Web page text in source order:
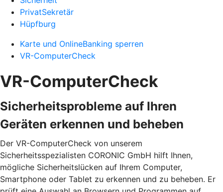
PrivatSekretär
Hüpfburg
Karte und OnlineBanking sperren
VR-ComputerCheck
VR-ComputerCheck
Sicherheitsprobleme auf Ihren
Geräten erkennen und beheben
Der VR-ComputerCheck von unserem
Sicherheitsspezialisten CORONIC GmbH hilft Ihnen,
mögliche Sicherheitslücken auf Ihrem Computer,
Smartphone oder Tablet zu erkennen und zu beheben. Er